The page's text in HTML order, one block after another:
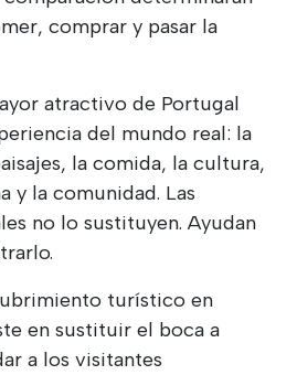
comprar y pasar la
atractivo de Portugal
del mundo real: la
la comida, la cultura,
y la comunidad. Las
no lo sustituyen. Ayudan
turístico en
en sustituir el boca a
a los visitantes